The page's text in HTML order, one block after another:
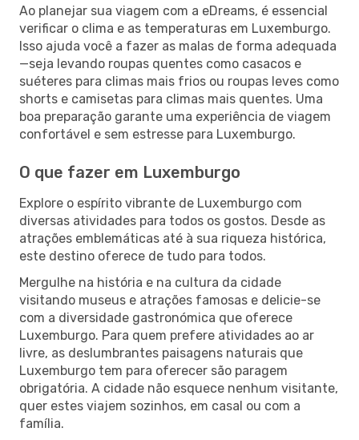
Ao planejar sua viagem com a eDreams, é essencial
verificar o clima e as temperaturas em Luxemburgo.
Isso ajuda você a fazer as malas de forma adequada
—seja levando roupas quentes como casacos e
suéteres para climas mais frios ou roupas leves como
shorts e camisetas para climas mais quentes. Uma
boa preparação garante uma experiência de viagem
confortável e sem estresse para Luxemburgo.
O que fazer em Luxemburgo
Explore o espírito vibrante de Luxemburgo com
diversas atividades para todos os gostos. Desde as
atrações emblemáticas até à sua riqueza histórica,
este destino oferece de tudo para todos.
Mergulhe na história e na cultura da cidade
visitando museus e atrações famosas e delicie-se
com a diversidade gastronómica que oferece
Luxemburgo. Para quem prefere atividades ao ar
livre, as deslumbrantes paisagens naturais que
Luxemburgo tem para oferecer são paragem
obrigatória. A cidade não esquece nenhum visitante,
quer estes viajem sozinhos, em casal ou com a
família.